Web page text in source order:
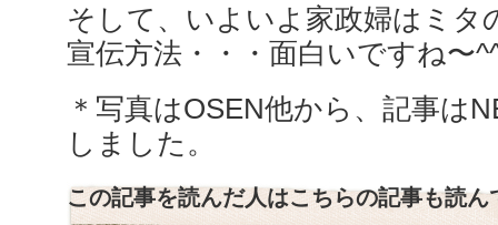
そして、いよいよ家政婦はミタ
宣伝方法・・・面白いですね〜
＊写真はOSEN他から、記事は
しました。
この記事を読んだ人はこちらの記事も読ん